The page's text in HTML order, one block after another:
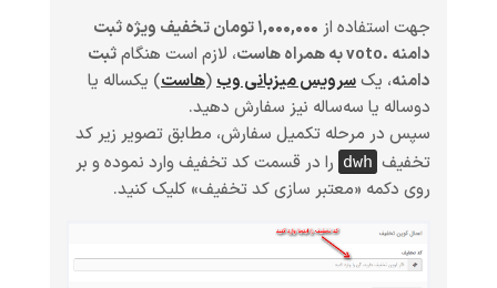
جهت استفاده از
۱,۰۰۰,۰۰۰ تومان تخفیف ویژه ثبت
دامنه .voto به همراه هاست
، لازم است هنگامثبت
دامنه، یکسرویس میزبانی وب(هاست) یکساله یا
دوساله یا سه‌ساله نیز سفارش دهید.
سپس در مرحله تکمیل سفارش، مطابق تصویر زیر کد
تخفیف dwh را در قسمت کد تخفیف وارد نموده و بر
روی دکمه «معتبر سازی کد تخفیف» کلیک کنید.